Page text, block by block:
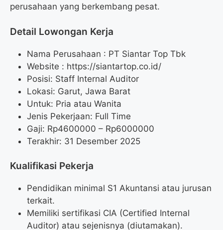
perusahaan yang berkembang pesat.
Detail Lowongan Kerja
Nama Perusahaan : PT Siantar Top Tbk
Website : https://siantartop.co.id/
Posisi: Staff Internal Auditor
Lokasi: Garut, Jawa Barat
Untuk: Pria atau Wanita
Jenis Pekerjaan: Full Time
Gaji: Rp4600000 – Rp6000000
Terakhir: 31 Desember 2025
Kualifikasi Pekerja
Pendidikan minimal S1 Akuntansi atau jurusan
terkait.
Memiliki sertifikasi CIA (Certified Internal
Auditor) atau sejenisnya (diutamakan).